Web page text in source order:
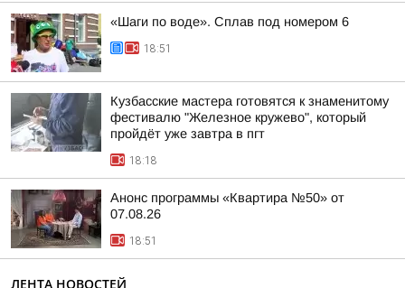
«Шаги по воде». Сплав под номером 6
18:51
Кузбасские мастера готовятся к знаменитому
фестивалю "Железное кружево", который
пройдёт уже завтра в пгт
18:18
Анонс программы «Квартира №50» от
07.08.26
18:51
ЛЕНТА НОВОСТЕЙ